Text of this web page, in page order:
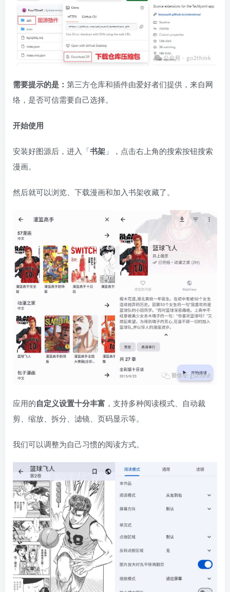
需要提示的是： 第三方仓库和插件由爱好者们提供，来自网
络，是否可信需要自己选择。
开始使用
安装好图源后，进入「书架 」，点击右上角的搜索按钮搜索
漫画。
然后就可以浏览、下载漫画和加入书架收藏了。
应用的自定义设置十分丰富 ，支持多种阅读模式、自动裁
剪、缩放、拆分、滤镜、页码显示等。
我们可以调整为自己习惯的阅读方式。